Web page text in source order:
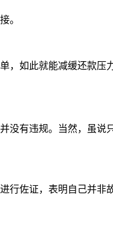
。
，如此就能减缓还款压
没有违规。当然，虽说
行佐证，表明自己并非